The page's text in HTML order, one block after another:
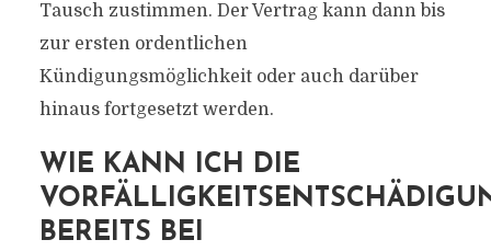
Tausch zustimmen. Der Vertrag kann dann bis
zur ersten ordentlichen
Kündigungsmöglichkeit oder auch darüber
hinaus fortgesetzt werden.
WIE KANN ICH DIE
BEREITS BEI